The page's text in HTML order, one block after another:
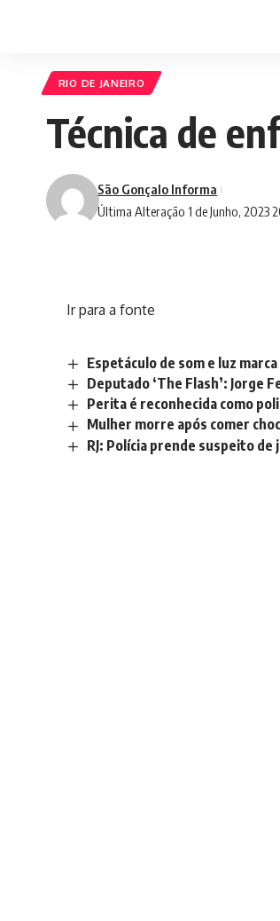
RIO DE JANEIRO
Técnica de
Última Alteração 1 de Junho, 2023
São Gonçalo Informa
Ir para a fonte
Espetáculo de som e luz
Deputado ‘The Flash’: Jorge
Perita é reconhecida como
Mulher morre após comer
RJ: Polícia prende suspeito